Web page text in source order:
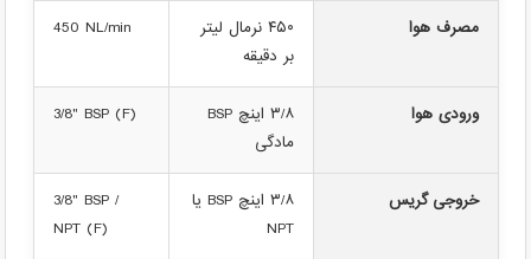
مصرف هوا
۴۵۰ نرمال لیتر
بر دقیقه
450 NL/min
ورودی هوا
۳/۸ اینچ BSP
مادگی
3/8" BSP (F)
خروجی گریس
۳/۸ اینچ BSP یا
NPT
3/8" BSP /
NPT (F)